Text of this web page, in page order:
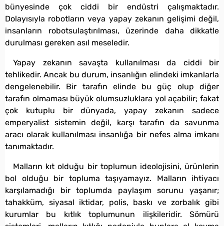
bünyesinde çok ciddi bir endüstri çalışmaktadır.
Dolayısıyla robotların veya yapay zekanın gelişimi değil,
insanların robotsulaştırılması, üzerinde daha dikkatle
durulması gereken asıl meseledir.
Yapay zekanın savaşta kullanılması da ciddi bir
tehlikedir. Ancak bu durum, insanlığın elindeki imkanlarla
dengelenebilir. Bir tarafın elinde bu güç olup diğer
tarafın olmaması büyük olumsuzluklara yol açabilir; fakat
çok kutuplu bir dünyada, yapay zekanın sadece
emperyalist sistemin değil, karşı tarafın da savunma
aracı olarak kullanılması insanlığa bir nefes alma imkanı
tanımaktadır.
Malların kıt olduğu bir toplumun ideolojisini, ürünlerin
bol olduğu bir topluma taşıyamayız. Malların ihtiyacı
karşılamadığı bir toplumda paylaşım sorunu yaşanır;
tahakküm, siyasal iktidar, polis, baskı ve zorbalık gibi
kurumlar bu kıtlık toplumunun ilişkileridir. Sömürü